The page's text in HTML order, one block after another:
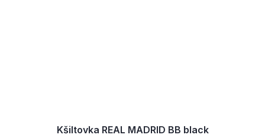
Kšiltovka REAL MADRID BB black